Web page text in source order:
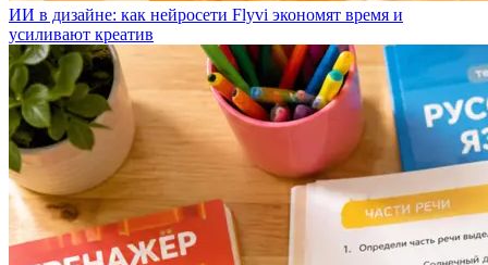
ИИ в дизайне: как нейросети Flyvi экономят время и
усиливают креатив